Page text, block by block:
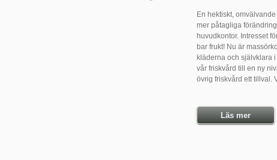
En hektiskt,
mer påtagliga
huvudkontor. Intresset
bar frukt! Nu är
kläderna och självklara
vår friskvård till en ny
övrig friskvård ett tillval.
Läs mer